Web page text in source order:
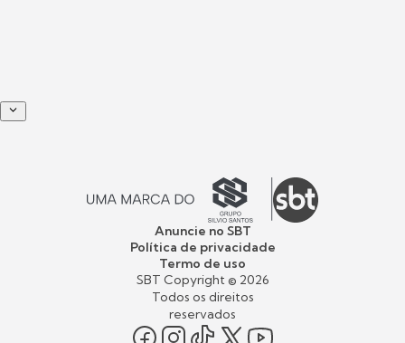
Anuncie no SBT
Política de privacidade
Termo de uso
SBT Copyright © 2026
Todos os direitos
reservados